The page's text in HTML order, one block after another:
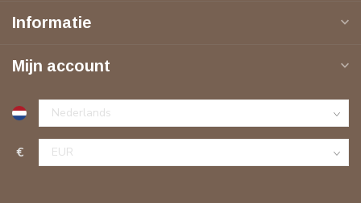
Informatie
Mijn account
€